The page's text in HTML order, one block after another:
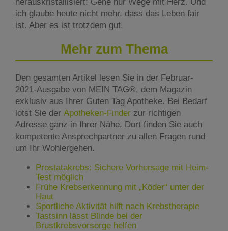
ich glaube heute nicht mehr, dass das Leben fair
ist. Aber es ist trotzdem gut.
Mehr zum Thema
Den gesamten Artikel lesen Sie in der Februar-
2021-Ausgabe von MEIN TAG®, dem Magazin
exklusiv aus Ihrer Guten Tag Apotheke. Bei Bedarf
lotst Sie der Apotheken-Finder zur richtigen
Adresse ganz in Ihrer Nähe. Dort finden Sie auch
kompetente Ansprechpartner zu allen Fragen rund
um Ihr Wohlergehen.
Prostatakrebs: Sichere Vorhersage mit Heim-
Test möglich
Frühe Krebserkennung mit „Köder“ unter der
Haut
Sportliche Aktivität hilft nach Krebstherapie
Tastsinn lässt Blinde bei der
Brustkrebsvorsorge helfen